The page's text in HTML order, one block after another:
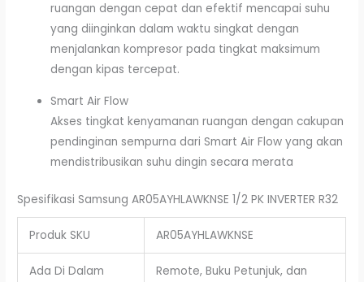
ruangan dengan cepat dan efektif mencapai suhu
yang diinginkan dalam waktu singkat dengan
menjalankan kompresor pada tingkat maksimum
dengan kipas tercepat.
Smart Air Flow
Akses tingkat kenyamanan ruangan dengan cakupan
pendinginan sempurna dari Smart Air Flow yang akan
mendistribusikan suhu dingin secara merata
Spesifikasi Samsung AR05AYHLAWKNSE 1/2 PK INVERTER R32
Produk SKU AR05AYHLAWKNSE
Ada Di Dalam Remote, Buku Petunjuk, dan